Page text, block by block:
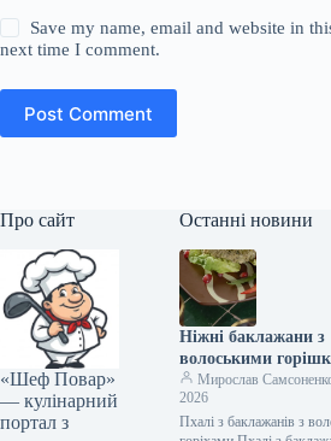
Save my name, email and website in
next time I comment.
Post Comment
Про сайт
«Шеф Повар»
— кулінарний
портал з
Останні новини
Ніжні баклажани з
волоськими
покроковий рецепт
Мирослав
2026
Пхалі з баклажанів з